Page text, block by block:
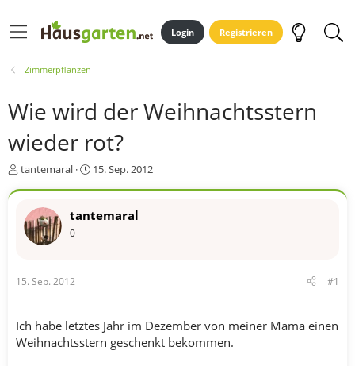
Login Registrieren
Zimmerpflanzen
Wie wird der Weihnachtsstern
wieder rot?
E
e
r
tantemaral
E
t
15. Sep. 2012
tantemaral
0
15. Sep. 2012 #1
Ich habe letztes Jahr im Dezember von meiner Mama einen
Weihnachtsstern geschenkt bekommen.